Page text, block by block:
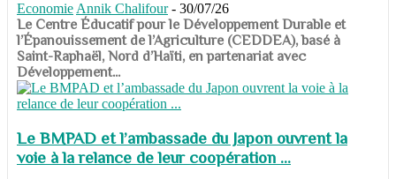
Economie Annik Chalifour - 30/07/26
​​​​​​​Le Centre Éducatif pour le Développement Durable et
l’Épanouissement de l’Agriculture (CEDDEA), basé à
Saint-Raphaël, Nord d’Haïti, en partenariat avec
Développement...
Le BMPAD et l’ambassade du Japon ouvrent la
voie à la relance de leur coopération ...